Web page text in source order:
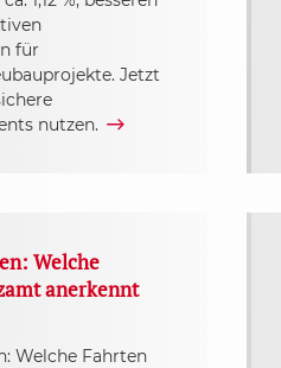
für
Jetzt
nutzen.
Welche
anerkennt
Welche Fahrten